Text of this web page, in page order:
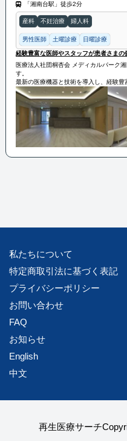
「湘南台駅」徒歩2分
産科 不妊治療 婦人科
男性医師 土曜診療 日曜診療
経験豊富な医師やスタッフが患者さまの
医療法人社団桐杏会 メディカルパーク
す。
最新の医療機器と技術を導入し、経験豊
トします。
アクセスが便利であるため、地域の患
関として知られています。
私たちについて
特定商取引法に基づく表記
プライバシーポリシー
お問い合わせ
FAQ
お知らせ
English
中文
再生医療サーチ